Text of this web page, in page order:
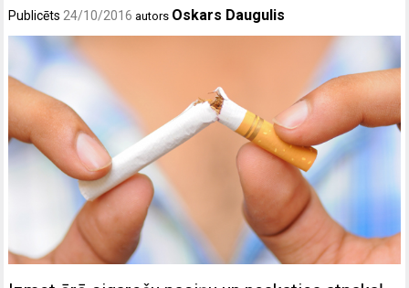
Publicēts 24/10/2016 autors Oskars Daugulis